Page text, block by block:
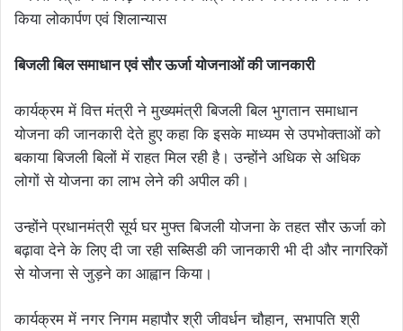
बिजली बिल समाधान एवं सौर ऊर्जा योजनाओं की जानकारी
कार्यक्रम में वित्त मंत्री ने मुख्यमंत्री बिजली बिल भुगतान समाधान
योजना की जानकारी देते हुए कहा कि इसके माध्यम से उपभोक्ताओं को
बकाया बिजली बिलों में राहत मिल रही है। उन्होंने अधिक से अधिक
लोगों से योजना का लाभ लेने की अपील की।
उन्होंने प्रधानमंत्री सूर्य घर मुफ्त बिजली योजना के तहत सौर ऊर्जा को
बढ़ावा देने के लिए दी जा रही सब्सिडी की जानकारी भी दी और नागरिकों
से योजना से जुड़ने का आह्वान किया।
कार्यक्रम में नगर निगम महापौर श्री जीवर्धन चौहान, सभापति श्री